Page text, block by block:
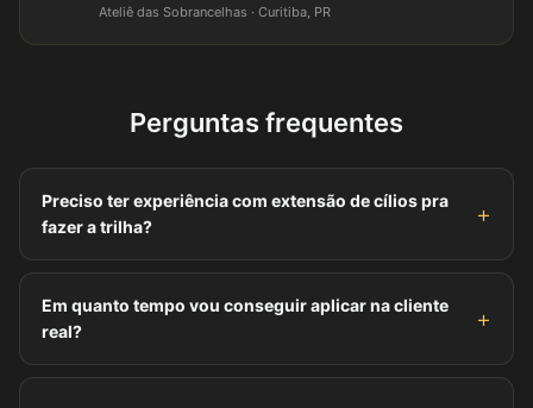
Ateliê das Sobrancelhas · Curitiba, PR
Perguntas frequentes
Preciso ter experiência com extensão de cílios pra
fazer a trilha?
Não. O curso começa do básico, com prática na boneca
antes de ir pra cliente real. Se você nunca pegou uma
pinça na vida, vai conseguir acompanhar.
Em quanto tempo vou conseguir aplicar na cliente
real?
Depende do seu ritmo de estudo, mas as aulas são